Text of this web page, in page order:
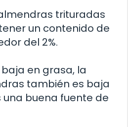
trituradas
un contenido de
del 2%.
en grasa, la
también es baja
una buena fuente de